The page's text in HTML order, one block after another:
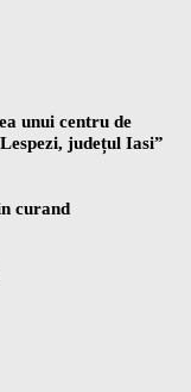
unui centru de
județul Iasi”
curand